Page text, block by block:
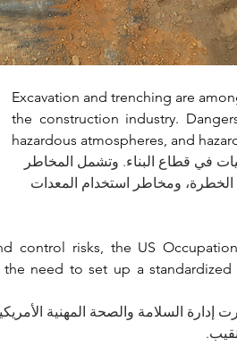
Excavation and trenching are
the construction industry.
hazardous atmospheres, and
في قطاع البناء. وتشمل المخاطر
الخطرة، ومخاطر استخدام المعدات
control risks, the US
the need to set up a